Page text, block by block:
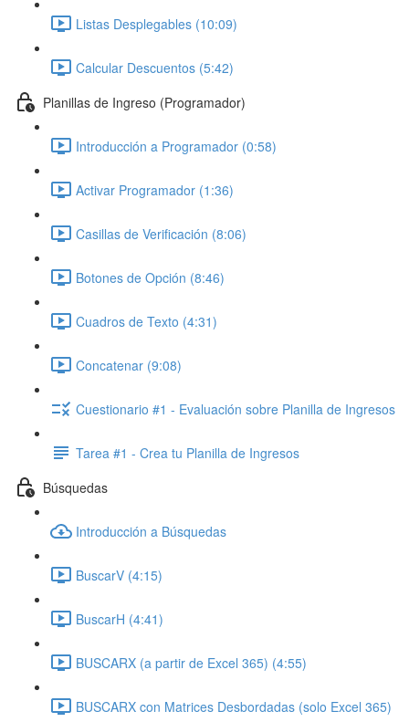
Listas Desplegables (10:09)
Calcular Descuentos (5:42)
Planillas de Ingreso (Programador)
Introducción a Programador (0:58)
Activar Programador (1:36)
Casillas de Verificación (8:06)
Botones de Opción (8:46)
Cuadros de Texto (4:31)
Concatenar (9:08)
Cuestionario #1 - Evaluación sobre Planilla de Ingresos
Tarea #1 - Crea tu Planilla de Ingresos
Búsquedas
Introducción a Búsquedas
BuscarV (4:15)
BuscarH (4:41)
BUSCARX (a partir de Excel 365) (4:55)
BUSCARX con Matrices Desbordadas (solo Excel 365)